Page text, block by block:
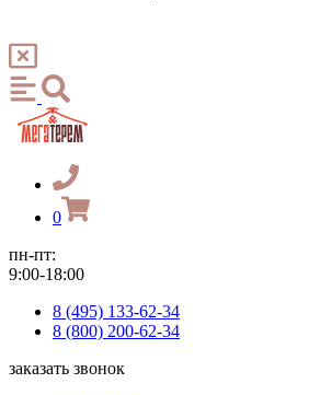
0
пн-пт:
9:00-18:00
8 (495) 133-62-34
8 (800) 200-62-34
заказать звонок